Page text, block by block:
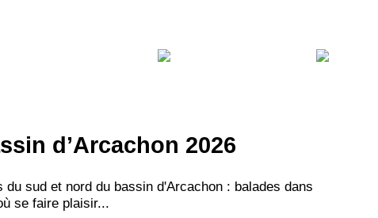
d’Arcachon 2026
sud et nord du bassin d'Arcachon : balades dans
se faire plaisir...